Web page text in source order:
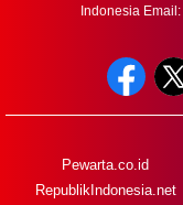
Indonesia Email:
Pewarta.co.id
RepublikIndonesia.net